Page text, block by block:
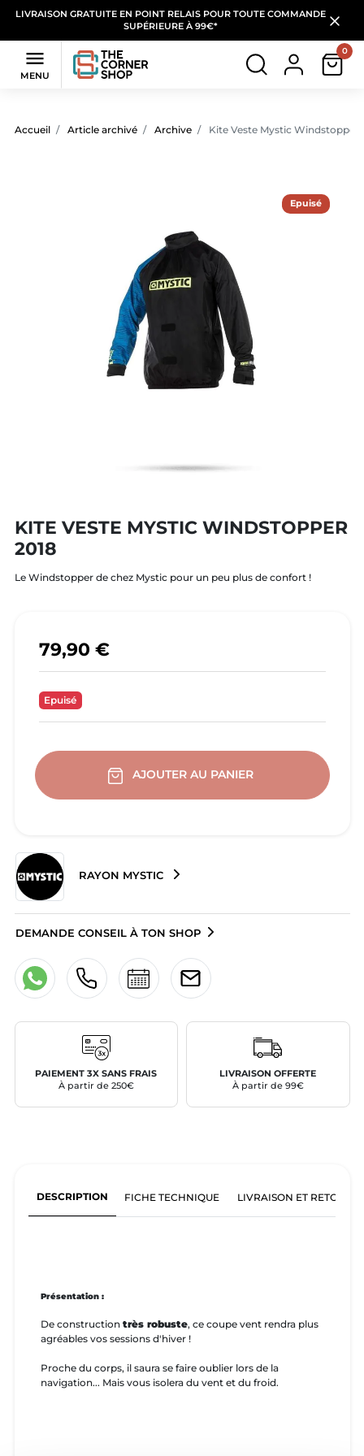
LIVRAISON GRATUITE EN POINT RELAIS POUR TOUTE COMMANDE
SUPÉRIEURE À 99€*

MENU
0
Accueil Article archivé Archive Kite Veste Mystic Windstopper
Epuisé
KITE VESTE MYSTIC WINDSTOPPER
2018
Le Windstopper de chez Mystic pour un peu plus de confort !
79,90 €
Epuisé
AJOUTER AU PANIER
RAYON MYSTIC
DEMANDE CONSEIL À TON SHOP
PAIEMENT 3X SANS FRAIS
À partir de 250€
LIVRAISON OFFERTE
À partir de 99€
DESCRIPTION FICHE TECHNIQUE LIVRAISON ET RETOURS
Présentation :
De construction très robuste, ce coupe vent rendra plus
agréables vos sessions d'hiver !
Proche du corps, il saura se faire oublier lors de la
navigation... Mais vous isolera du vent et du froid.